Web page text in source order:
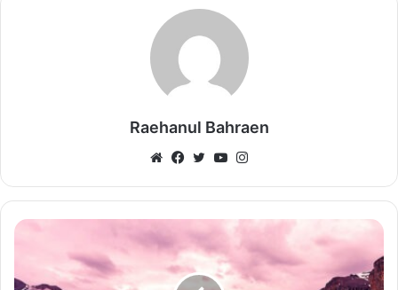
Raehanul Bahraen
WebsiteFacebook
TwitterYouTube